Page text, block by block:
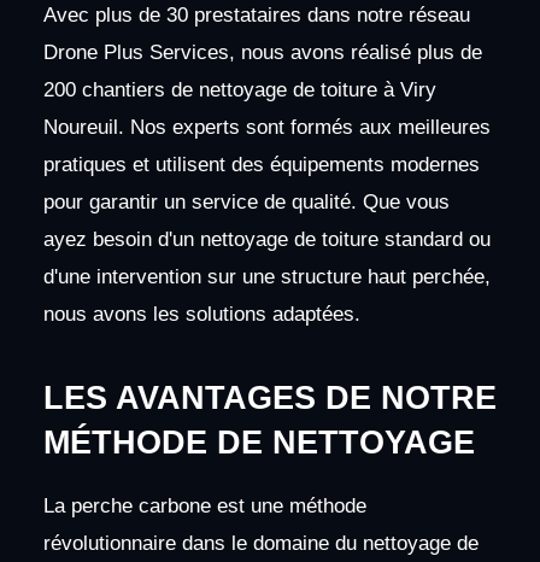
Avec plus de 30 prestataires dans notre réseau
Drone Plus Services, nous avons réalisé plus de
200 chantiers de nettoyage de toiture à Viry
Noureuil. Nos experts sont formés aux meilleures
pratiques et utilisent des équipements modernes
pour garantir un service de qualité. Que vous
ayez besoin d'un nettoyage de toiture standard ou
d'une intervention sur une structure haut perchée,
nous avons les solutions adaptées.
LES AVANTAGES DE NOTRE
MÉTHODE DE NETTOYAGE
La perche carbone est une méthode
révolutionnaire dans le domaine du nettoyage de